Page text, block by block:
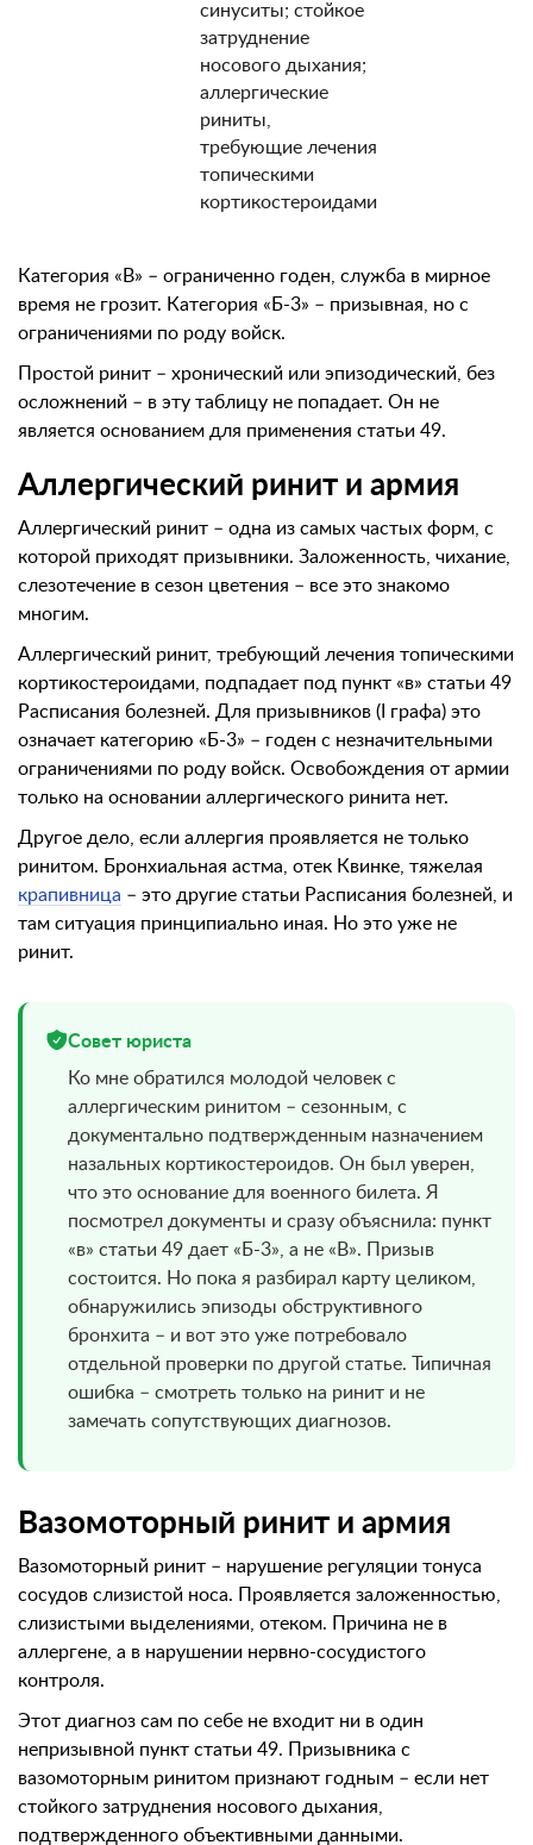
синуситы; стойкое
затруднение
носового дыхания;
аллергические
риниты,
требующие лечения
топическими
кортикостероидами
Категория «В» – ограниченно годен, служба в мирное
время не грозит. Категория «Б-3» – призывная, но с
ограничениями по роду войск.
Простой ринит – хронический или эпизодический, без
осложнений – в эту таблицу не попадает. Он не
является основанием для применения статьи 49.
Аллергический ринит и армия
Аллергический ринит – одна из самых частых форм, с
которой приходят призывники. Заложенность, чихание,
слезотечение в сезон цветения – все это знакомо
многим.
Аллергический ринит, требующий лечения топическими
кортикостероидами, подпадает под пункт «в» статьи 49
Расписания болезней. Для призывников (I графа) это
означает категорию «Б-3» – годен с незначительными
ограничениями по роду войск. Освобождения от армии
только на основании аллергического ринита нет.
Другое дело, если аллергия проявляется не только
ринитом. Бронхиальная астма, отек Квинке, тяжелая
крапивница – это другие статьи Расписания болезней, и
там ситуация принципиально иная. Но это уже не
ринит.
Совет юриста
Ко мне обратился молодой человек с
аллергическим ринитом – сезонным, с
документально подтвержденным назначением
назальных кортикостероидов. Он был уверен,
что это основание для военного билета. Я
посмотрел документы и сразу объяснила: пункт
«в» статьи 49 дает «Б-3», а не «В». Призыв
состоится. Но пока я разбирал карту целиком,
обнаружились эпизоды обструктивного
бронхита – и вот это уже потребовало
отдельной проверки по другой статье. Типичная
ошибка – смотреть только на ринит и не
замечать сопутствующих диагнозов.
Вазомоторный ринит и армия
Вазомоторный ринит – нарушение регуляции тонуса
сосудов слизистой носа. Проявляется заложенностью,
слизистыми выделениями, отеком. Причина не в
аллергене, а в нарушении нервно-сосудистого
контроля.
Этот диагноз сам по себе не входит ни в один
непризывной пункт статьи 49. Призывника с
вазомоторным ринитом признают годным – если нет
стойкого затруднения носового дыхания,
подтвержденного объективными данными.